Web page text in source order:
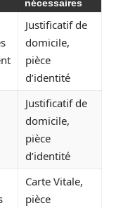
nécessaires
Justificatif de
domicile,
pièce
d’identité
Justificatif de
domicile,
pièce
d’identité
Carte Vitale,
pièce